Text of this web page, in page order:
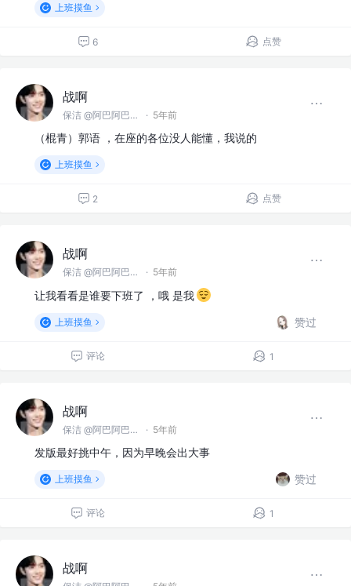
上班摸鱼
6 点赞
战啊
保洁 @阿巴阿巴没科技公司 · 5年前
（棍青）郭语 ，在座的各位没人能懂，我说的
上班摸鱼
2 点赞
战啊
保洁 @阿巴阿巴没科技公司 · 5年前
让我看看是谁要下班了 ，哦 是我
上班摸鱼 赞过
评论 1
战啊
保洁 @阿巴阿巴没科技公司 · 5年前
发版最好挑中午，因为早晚会出大事
上班摸鱼 赞过
评论 1
战啊